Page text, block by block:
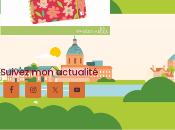
Suivez mon actualité